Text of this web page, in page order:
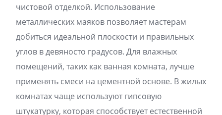
чистовой отделкой. Использование
металлических маяков позволяет мастерам
добиться идеальной плоскости и правильных
углов в девяносто градусов. Для влажных
помещений, таких как ванная комната, лучше
применять смеси на цементной основе. В жилых
комнатах чаще используют гипсовую
штукатурку, которая способствует естественной